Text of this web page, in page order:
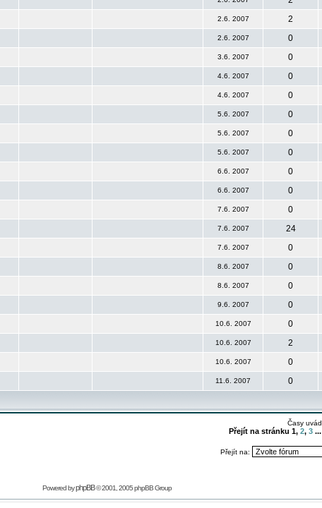
2.6. 2007
2
2.6. 2007
0
3.6. 2007
0
4.6. 2007
0
4.6. 2007
0
5.6. 2007
0
5.6. 2007
0
5.6. 2007
0
6.6. 2007
0
6.6. 2007
0
7.6. 2007
0
7.6. 2007
24
7.6. 2007
0
8.6. 2007
0
8.6. 2007
0
9.6. 2007
0
10.6. 2007
0
10.6. 2007
2
10.6. 2007
0
11.6. 2007 0
Časy
Přejít na stránku 1, 2, 3 ...
Přejít na:
Powered byphpBB© 2001, 2005 phpBB Group